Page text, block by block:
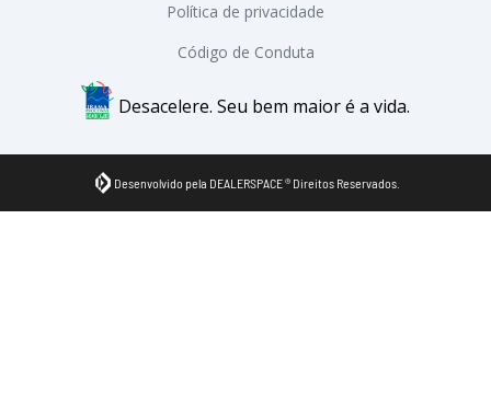
Política de privacidade
Código de Conduta
Desacelere. Seu bem maior é a vida.
Desenvolvido pela DEALERSPACE ® Direitos Reservados.